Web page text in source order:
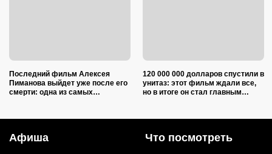
Последний фильм Алексея
Пиманова выйдет уже после его
смерти: одна из самых
120 000 000 долларов спустили в
унитаз: этот фильм ждали все,
но в итоге он стал главным
Афиша Что посмотреть